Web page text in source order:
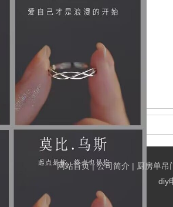
网站首页|公司简介 | 厨房单吊
diy